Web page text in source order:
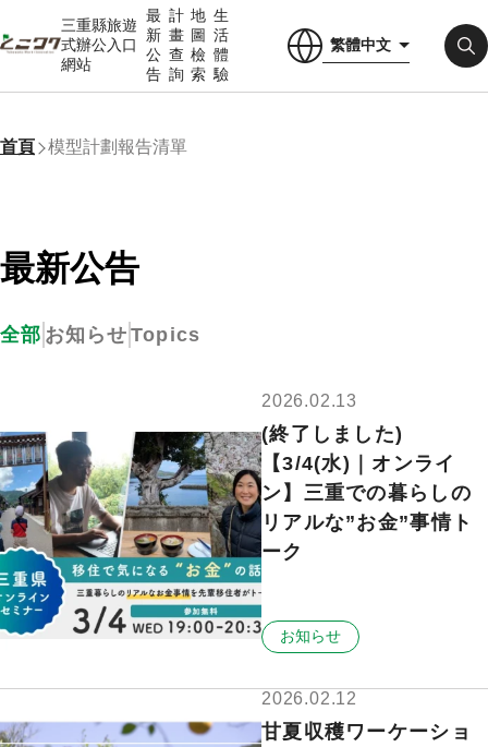
三重縣旅遊
式辦公入口
網站
最
新
公
告
計
畫
查
詢
地
圖
檢
索
生
活
體
驗
繁體中文
首頁 模型計劃報告清單
最新公告
全部 お知らせ Topics
2026.02.13
(終了しました)
【3/4(水)｜オンライ
ン】三重での暮らしの
リアルな”お金”事情ト
ーク
お知らせ
2026.02.12
甘夏収穫ワーケーショ